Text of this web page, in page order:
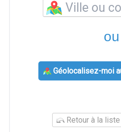
ou
Géolocalisez-moi
Retour à la